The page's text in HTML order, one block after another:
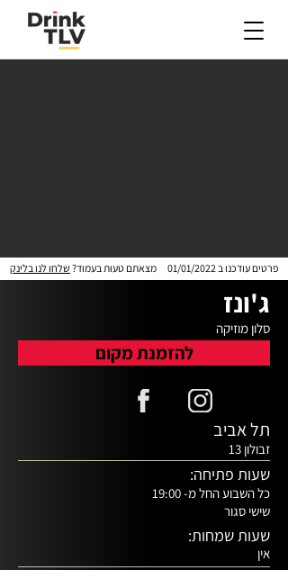
01/01/2022 מצאתם טעות בעמוד? שלחו לנו בלינק פרטים עודכנו ב
ג'ונז
סלון מוזיקה
להזמנת מקום
תל אביב
זבולון 13
שעות פתיחה:
כל השבוע החל מ- 19:00
שישי סגור
שעות שמחות:
אין